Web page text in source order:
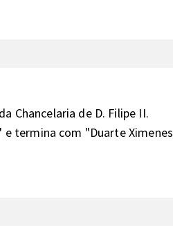
Chancelaria de D. Filipe II.
termina com "Duarte Ximenes